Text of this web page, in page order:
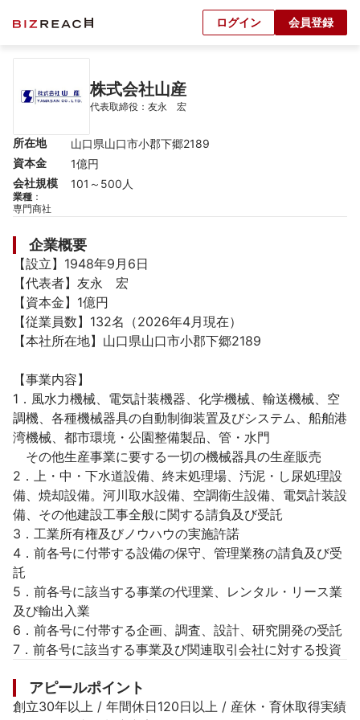
ログイン 会員登録
株式会社山産
代表取締役：友永　宏
所在地
山口県山口市小郡下郷2189
資本金
1億円
会社規模
101～500人
業種 ：
専門商社
企業概要
【設立】1948年9月6日
【代表者】友永　宏
【資本金】1億円
【従業員数】132名（2026年4月現在）
【本社所在地】山口県山口市小郡下郷2189
【事業内容】
1．風水力機械、電気計装機器、化学機械、輸送機械、空
調機、各種機械器具の自動制御装置及びシステム、船舶港
湾機械、都市環境・公園整備製品、管・水門
その他生産事業に要する一切の機械器具の生産販売
2．上・中・下水道設備、終末処理場、汚泥・し尿処理設
備、焼却設備。河川取水設備、空調衛生設備、電気計装設
備、その他建設工事全般に関する請負及び受託
3．工業所有権及びノウハウの実施許諾
4．前各号に付帯する設備の保守、管理業務の請負及び受
託
5．前各号に該当する事業の代理業、レンタル・リース業
及び輸出入業
6．前各号に付帯する企画、調査、設計、研究開発の受託
7．前各号に該当する事業及び関連取引会社に対する投資
アピールポイント
創立30年以上 / 年間休日120日以上 / 産休・育休取得実績